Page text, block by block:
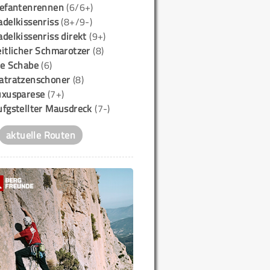
(6/6+)
(8+/9-)
direkt (9+)
Schmarotzer (8)
Schabe(6)
(8)
(7+)
Mausdreck (7-)
aktuelle Routen